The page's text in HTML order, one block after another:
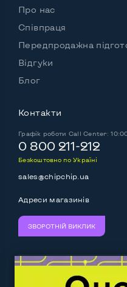
Про нас
Співпраця
Передпродажна
Відгуки
Блог
Контакти
Графік роботи Call Center:
0 800 211-212
Безкоштовно по Україні
sales@chipchip.ua
Адреси магазинів
ЗВОРОТНІЙ ВИКЛИК